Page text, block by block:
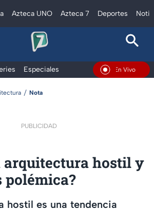
Azteca UNO Azteca 7 Deportes
Especiales En Vivo
Nota
PUBLICIDAD
arquitectura hostil y
polémica?
hostil es una tendencia